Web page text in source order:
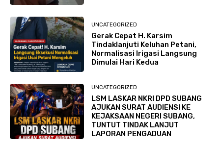
UNCATEGORIZED
Gerak Cepat H. Karsim
Tindaklanjuti Keluhan Petani,
Normalisasi Irigasi Langsung
Dimulai Hari Kedua
UNCATEGORIZED
LSM LASKAR NKRI DPD SUBANG
AJUKAN SURAT AUDIENSI KE
KEJAKSAAN NEGERI SUBANG,
TUNTUT TINDAK LANJUT
LAPORAN PENGADUAN